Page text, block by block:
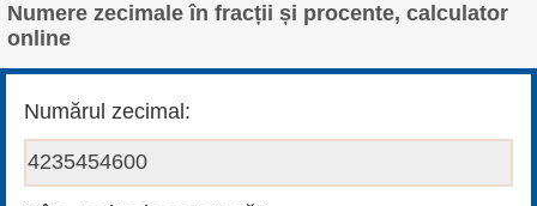
Numere zecimale în fracții și procente, calculator
online
Numărul zecimal: